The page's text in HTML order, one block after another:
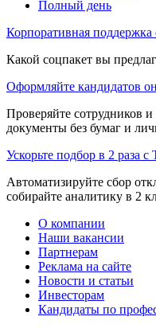
Полный день
Корпоративная поддержка
Какой соцпакет вы
Оформляйте кандидатов
Проверяйте сотрудников
документы без бумаг и
Ускорьте подбор в 2 раза с
Автоматизируйте сбор
собирайте аналитику в 2
О компании
Наши вакансии
Партнерам
Реклама на сайте
Новости и статьи
Инвесторам
Кандидаты по